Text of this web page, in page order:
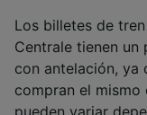
Los billetes de
Centrale tienen un
con antelación, ya
compran el